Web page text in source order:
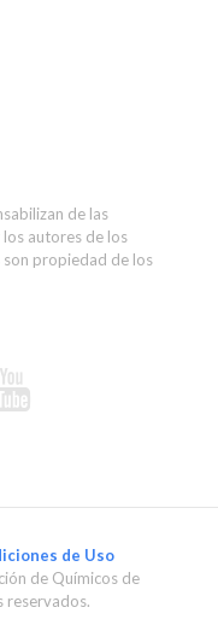
de las
autores de los
son propiedad de los
de Uso
de Químicos de
reservados.